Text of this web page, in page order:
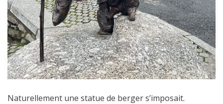
Naturellement une statue de berger s’imposait.